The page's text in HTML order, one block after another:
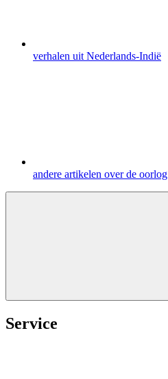
verhalen uit Nederlands-Indië
andere artikelen over de oorlog
Service